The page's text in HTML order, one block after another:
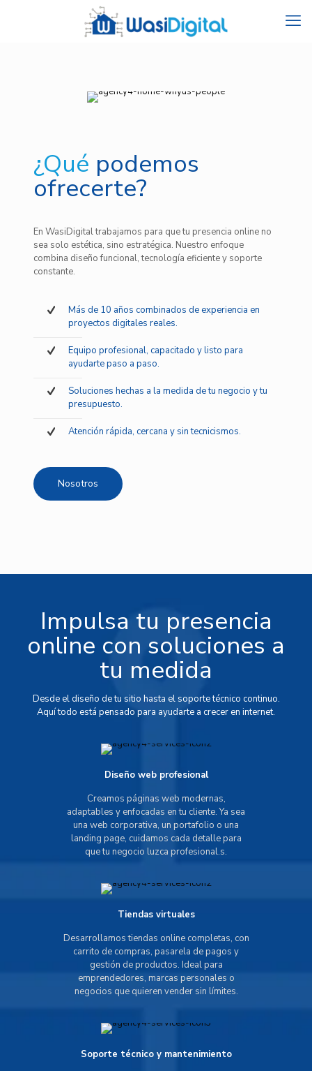
¿Qué podemos
ofrecerte?
En WasiDigital trabajamos para que tu presencia online no
sea solo estética, sino estratégica. Nuestro enfoque
combina diseño funcional, tecnología eficiente y soporte
constante.
Más de 10 años combinados de experiencia en
proyectos digitales reales.
Equipo profesional, capacitado y listo para
ayudarte paso a paso.
Soluciones hechas a la medida de tu negocio y tu
presupuesto.
Atención rápida, cercana y sin tecnicismos.
Nosotros
Impulsa tu presencia
online con soluciones a
tu medida
Desde el diseño de tu sitio hasta el soporte técnico continuo.
Aquí todo está pensado para ayudarte a crecer en internet.
Diseño web profesional
Creamos páginas web modernas,
adaptables y enfocadas en tu cliente. Ya sea
una web corporativa, un portafolio o una
landing page, cuidamos cada detalle para
que tu negocio luzca profesional.s.
Tiendas virtuales
Desarrollamos tiendas online completas, con
carrito de compras, pasarela de pagos y
gestión de productos. Ideal para
emprendedores, marcas personales o
negocios que quieren vender sin límites.
Soporte técnico y mantenimiento